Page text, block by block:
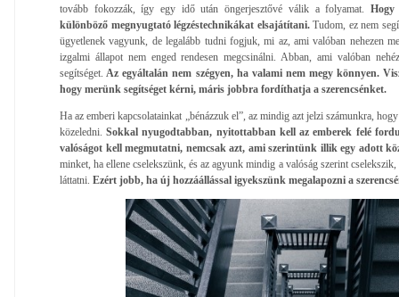
tovább fokozzák, így egy idő után öngerjesztővé válik a folyamat. Hogy
különböző megnyugtató légzéstechnikákat elsajátítani. Tudom, ez nem
ügyetlenek vagyunk, de legalább tudni fogjuk, mi az, ami valóban nehezen
izgalmi állapot nem enged rendesen megcsinálni. Abban, ami valóban
segítséget. Az egyáltalán nem szégyen, ha valami nem megy könnyen.
hogy merünk segítséget kérni, máris jobbra fordíthatja a szerencsénket.
Ha az emberi kapcsolatainkat „bénázzuk el”, az mindig azt jelzi számunkra,
közeledni. Sokkal nyugodtabban, nyitottabban kell az emberek felé
valóságot kell megmutatni, nemcsak azt, ami szerintünk illik egy adott
minket, ha ellene cselekszünk, és az agyunk mindig a valóság szerint
láttatni. Ezért jobb, ha új hozzáállással igyekszünk megalapozni a